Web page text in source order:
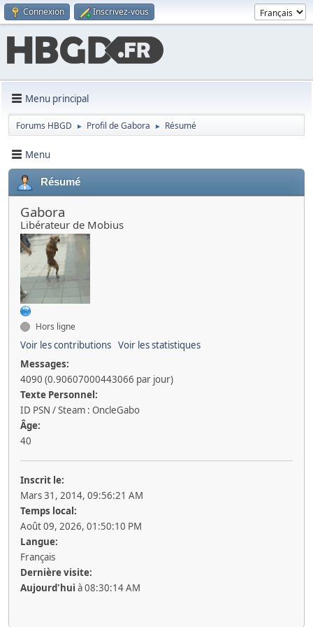
Connexion Inscrivez-vous
Menu principal
Forums HBGD ► Profil de Gabora ► Résumé
Menu
Résumé
Gabora
Libérateur de Mobius
Hors ligne
Voir les contributions Voir les statistiques
Messages:
4090 (0.90607000443066 par jour)
Texte Personnel:
ID PSN / Steam : OncleGabo
Âge:
40
Inscrit le:
Mars 31, 2014, 09:56:21 AM
Temps local:
Août 09, 2026, 01:50:10 PM
Langue:
Français
Dernière visite:
Aujourd'hui à 08:30:14 AM